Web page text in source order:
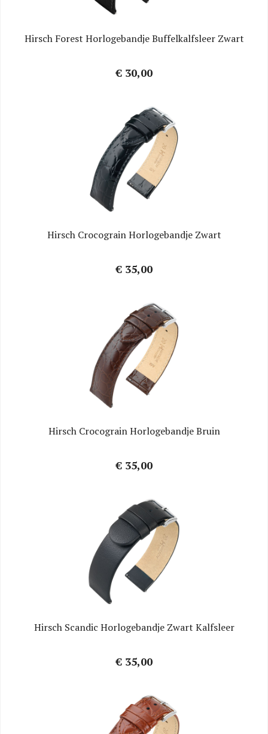
Hirsch Forest Horlogebandje Buffelkalfsleer Zwart
€ 30,00
Hirsch Crocograin Horlogebandje Zwart
€ 35,00
Hirsch Crocograin Horlogebandje Bruin
€ 35,00
Hirsch Scandic Horlogebandje Zwart Kalfsleer
€ 35,00